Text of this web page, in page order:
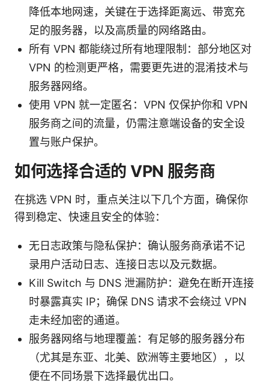
降低本地网速，关键在于选择距离远、带宽充
足的服务器，以及高质量的网络路由。
所有 VPN 都能绕过所有地理限制：部分地区对
VPN 的检测更严格，需要更先进的混淆技术与
服务器网络。
使用 VPN 就一定匿名：VPN 仅保护你和 VPN
服务商之间的流量，仍需注意端设备的安全设
置与账户保护。
如何选择合适的 VPN 服务商
在挑选 VPN 时，重点关注以下几个方面，确保你
得到稳定、快速且安全的体验：
无日志政策与隐私保护：确认服务商承诺不记
录用户活动日志、连接日志以及元数据。
Kill Switch 与 DNS 泄漏防护：避免在断开连接
时暴露真实 IP；确保 DNS 请求不会绕过 VPN
走未经加密的通道。
服务器网络与地理覆盖：有足够的服务器分布
（尤其是东亚、北美、欧洲等主要地区），以
便在不同场景下选择最优出口。